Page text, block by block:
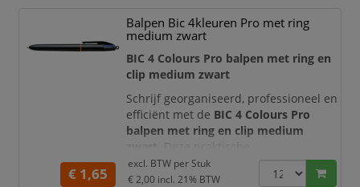
maken de BIC M10 geschikt voor
dagelijks gebruik op kantoor, op school
en thuis.
Iedere
Balpen Bic 4kleuren Pro met ring
medium zwart
BIC 4 Colours Pro balpen met ring en
clip medium zwart
Schrijf georganiseerd, professioneel en
efficiënt met de BIC 4 Colours Pro
balpen met ring en clip medium
. Deze praktische
vierkleurenbalpen combineertblauwe,
zwarte, rode en groene inktin één
€ 1,65
excl. BTW per Stuk
€ 2,00 incl. 21% BTW